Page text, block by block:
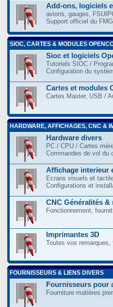
Add-ons, logiciels
avions, gauges,
Support officiel du
SIOC, CARTES & MODULES
Sioc et logiciels
Tutoriels SIOC /
Configuration du
Cartes et modules
Cartes Master, USB /
HARDWARE, AFFICHAGES, CNC &
Hardware divers
PC / CPU / Cartes
Commandes de vol du
Affichage interieur
Ecrans visuels et
Configurations et
CNC Généralités &
Fonctionnement,
Imprimantes 3D
Toutes vos
FOURNISSEURS & LIENS DIVERS
Fournisseurs pour
Fourniture matières